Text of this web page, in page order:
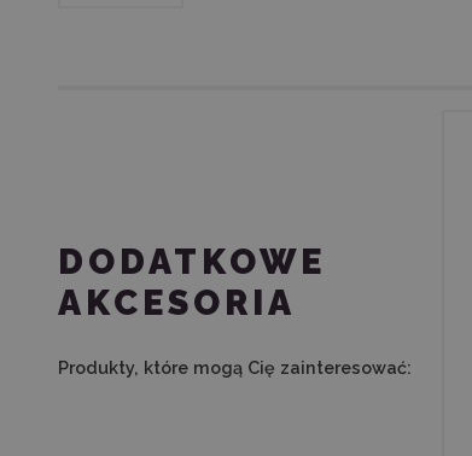
DODATKOWE
AKCESORIA
Produkty, które mogą Cię zainteresować: